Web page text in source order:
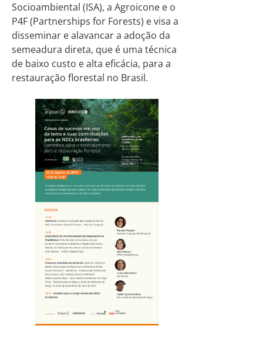
Socioambiental (ISA), a Agroicone e o
P4F (Partnerships for Forests) e visa a
disseminar e alavancar a adoção da
semeadura direta, que é uma técnica
de baixo custo e alta eficácia, para a
restauração florestal no Brasil.